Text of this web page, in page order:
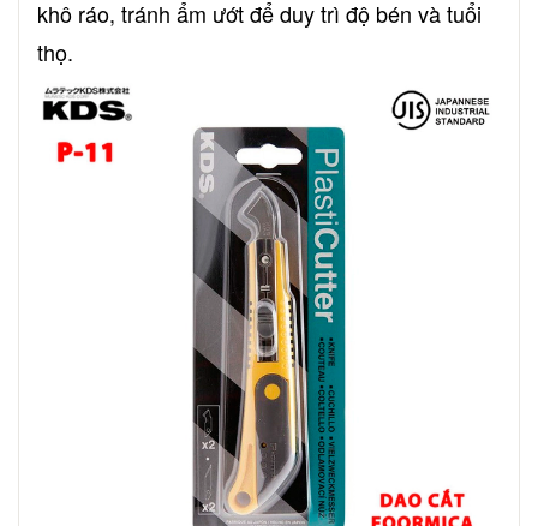
khô ráo, tránh ẩm ướt để duy trì độ bén và tuổi
thọ.